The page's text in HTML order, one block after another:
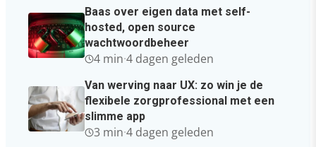
Baas over eigen data met self-
hosted, open source
wachtwoordbeheer
4 min·4 dagen geleden
Van werving naar UX: zo win je de
flexibele zorgprofessional met een
slimme app
3 min·4 dagen geleden